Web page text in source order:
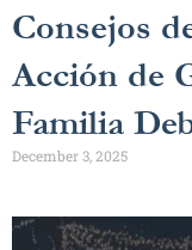
Consejos
Acción de
Familia
December 3, 2025